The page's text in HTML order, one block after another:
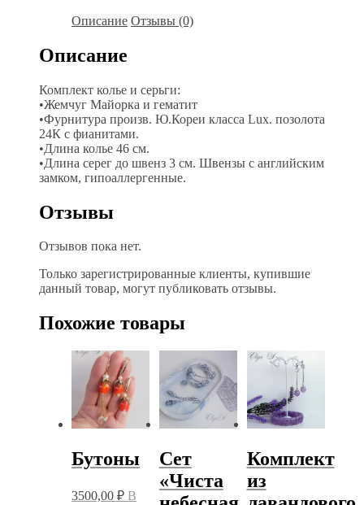
Описание Отзывы (0)
Описание
Комплект колье и серьги:
•Жемчуг Майорка и гематит
•Фурнитура произв. Ю.Кореи класса Lux. позолота
24К с фианитами.
•Длина колье 46 см.
•Длина серег до швенз 3 см. Швензы с английским
замком, гипоаллергенные.
Отзывы
Отзывов пока нет.
Только зарегистрированные клиенты, купившие
данный товар, могут публиковать отзывы.
Похожие товары
Бутоны
3500,00 ₽ В
Сет
«Чиста
Комплект
из